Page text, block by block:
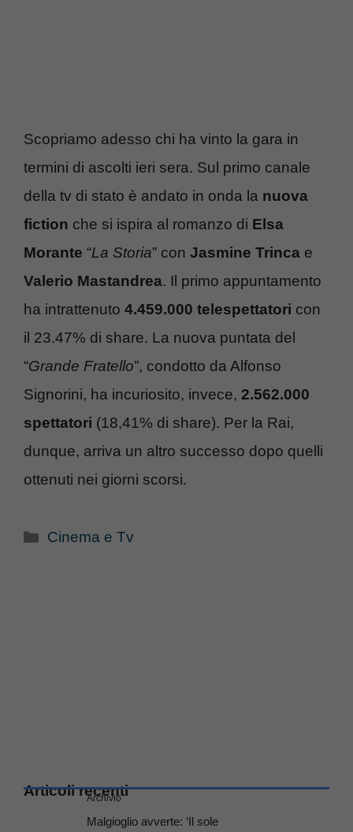
Scopriamo adesso chi ha vinto la gara in
termini di ascolti ieri sera. Sul primo canale
della tv di stato è andato in onda la nuova
fiction che si ispira al romanzo di Elsa
Morante “La Storia” con Jasmine Trinca e
Valerio Mastandrea. Il primo appuntamento
ha intrattenuto 4.459.000 telespettatori con
il 23.47% di share. La nuova puntata del
“Grande Fratello”, condotto da Alfonso
Signorini, ha incuriosito, invece, 2.562.000
spettatori (18,41% di share). Per la Rai,
dunque, arriva un altro successo dopo quelli
ottenuti nei giorni scorsi.
Categorie
Cinema e Tv
Articoli recenti
Archivio
Malgioglio avverte: ‘Il sole